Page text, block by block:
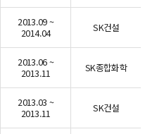
2013.09 ~
2014.04
SK건설
2013.06 ~
2013.11
SK종합화학
2013.03 ~
2013.11
SK건설